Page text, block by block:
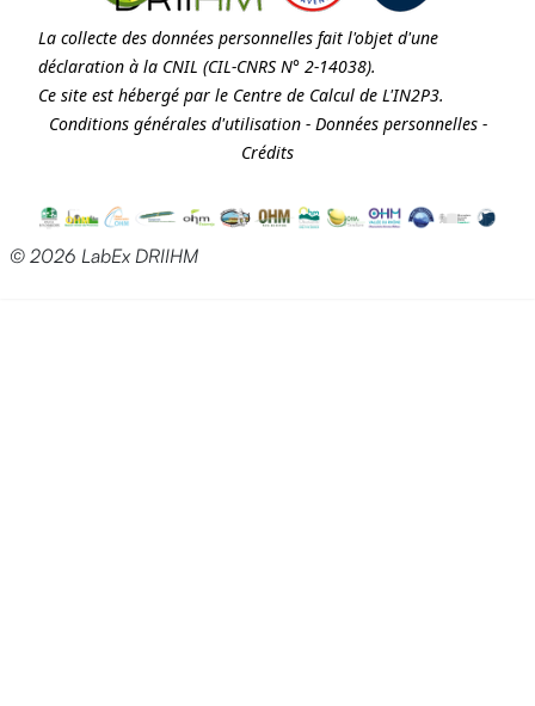
La collecte des données personnelles fait l'objet d'une
déclaration à la CNIL (CIL-CNRS N° 2-14038).
Ce site est hébergé par le Centre de Calcul de L'IN2P3.
Conditions générales d'utilisation- Données personnelles-
Crédits
© 2026 LabEx DRIIHM